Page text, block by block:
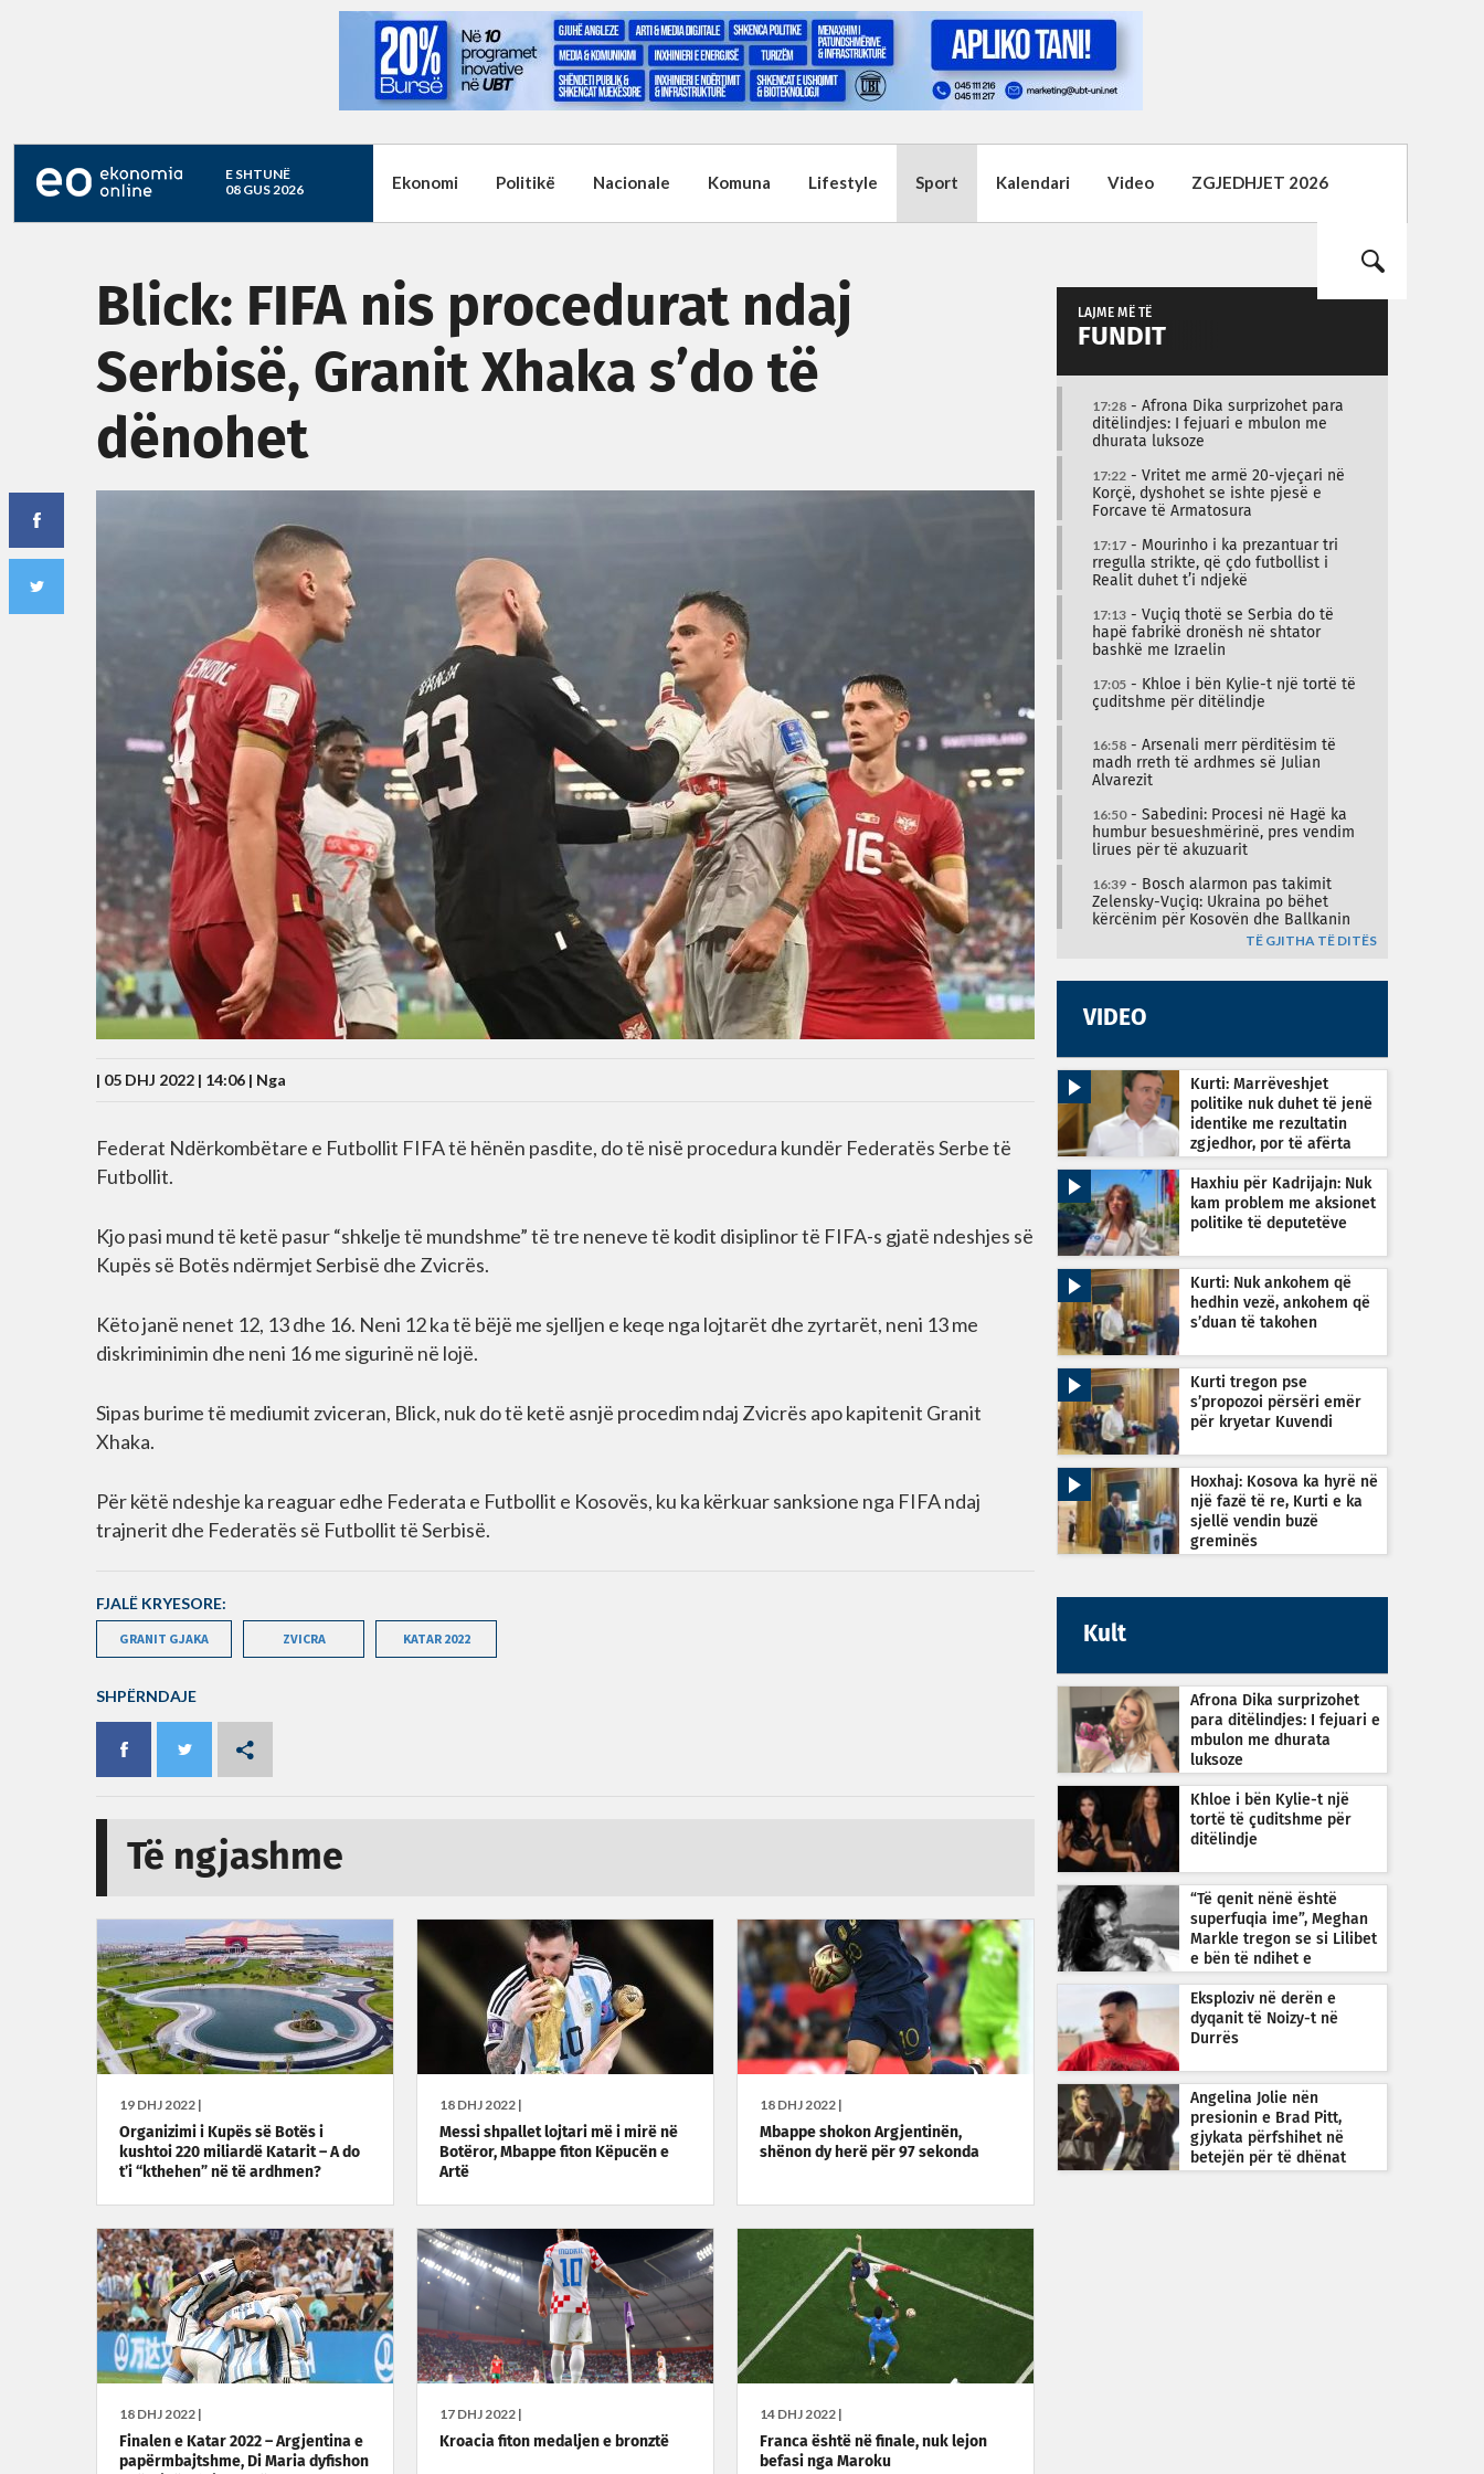
E SHTUNË
08 GUS 2026
Ekonomi Politikë Nacionale Komuna Lifestyle Sport Kalendari Video ZGJEDHJET 2026
Blick: FIFA nis procedurat ndaj
Serbisë, Granit Xhaka s’do të
dënohet
| 05 DHJ 2022 | 14:06 | Nga
Federat Ndërkombëtare e Futbollit FIFA të hënën pasdite, do të nisë procedura kundër Federatës Serbe të
Futbollit.
Kjo pasi mund të ketë pasur “shkelje të mundshme” të tre neneve të kodit disiplinor të FIFA-s gjatë ndeshjes së
Kupës së Botës ndërmjet Serbisë dhe Zvicrës.
Këto janë nenet 12, 13 dhe 16. Neni 12 ka të bëjë me sjelljen e keqe nga lojtarët dhe zyrtarët, neni 13 me
diskriminimin dhe neni 16 me sigurinë në lojë.
Sipas burime të mediumit zviceran, Blick, nuk do të ketë asnjë procedim ndaj Zvicrës apo kapitenit Granit
Xhaka.
Për këtë ndeshje ka reaguar edhe Federata e Futbollit e Kosovës, ku ka kërkuar sanksione nga FIFA ndaj
trajnerit dhe Federatës së Futbollit të Serbisë.
FJALË KRYESORE:
GRANIT GJAKA ZVICRA KATAR 2022
SHPËRNDAJE
Të ngjashme
19 DHJ 2022 |
Organizimi i Kupës së Botës i
kushtoi 220 miliardë Katarit – A do
t’i “kthehen” në të ardhmen?
18 DHJ 2022 |
Messi shpallet lojtari më i mirë në
Botëror, Mbappe fiton Këpucën e
Artë
18 DHJ 2022 |
Mbappe shokon Argjentinën,
shënon dy herë për 97 sekonda
18 DHJ 2022 |
Finalen e Katar 2022 – Argjentina e
papërmbajtshme, Di Maria dyfishon
17 DHJ 2022 |
Kroacia fiton medaljen e bronztë
14 DHJ 2022 |
Franca është në finale, nuk lejon
befasi nga Maroku
LAJME MË TË
FUNDIT
17:28 - Afrona Dika surprizohet para
ditëlindjes: I fejuari e mbulon me
dhurata luksoze
17:22 - Vritet me armë 20-vjeçari në
Korçë, dyshohet se ishte pjesë e
Forcave të Armatosura
17:17 - Mourinho i ka prezantuar tri
rregulla strikte, që çdo futbollist i
Realit duhet t’i ndjekë
17:13 - Vuçiq thotë se Serbia do të
hapë fabrikë dronësh në shtator
bashkë me Izraelin
17:05 - Khloe i bën Kylie-t një tortë të
çuditshme për ditëlindje
16:58 - Arsenali merr përditësim të
madh rreth të ardhmes së Julian
Alvarezit
16:50- Sabedini: Procesi në Hagë ka
humbur besueshmërinë, pres vendim
lirues për të akuzuarit
16:39 - Bosch alarmon pas takimit
Zelensky-Vuçiq: Ukraina po bëhet
kërcënim për Kosovën dhe Ballkanin
TË GJITHA TË DITËS
VIDEO
Kurti: Marrëveshjet
politike nuk duhet të jenë
identike me rezultatin
zgjedhor, por të afërta
Haxhiu për Kadrijajn: Nuk
kam problem me aksionet
politike të deputetëve
Kurti: Nuk ankohem që
hedhin vezë, ankohem që
s’duan të takohen
Kurti tregon pse
s’propozoi përsëri emër
për kryetar Kuvendi
Hoxhaj: Kosova ka hyrë në
një fazë të re, Kurti e ka
sjellë vendin buzë
greminës
Kult
Afrona Dika surprizohet
para ditëlindjes: I fejuari e
mbulon me dhurata
luksoze
Khloe i bën Kylie-t një
tortë të çuditshme për
ditëlindje
“Të qenit nënë është
superfuqia ime”, Meghan
Markle tregon se si Lilibet
e bën të ndihet e
Eksploziv në derën e
dyqanit të Noizy-t në
Durrës
Angelina Jolie nën
presionin e Brad Pitt,
gjykata përfshihet në
betejën për të dhënat